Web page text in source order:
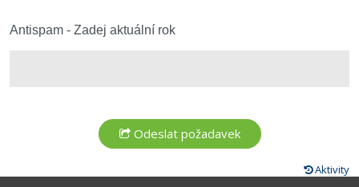
Antispam - Zadej aktuální rok
Aktivity